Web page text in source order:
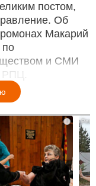
постом,
Об
Макарий
по
и СМИ
РПЦ.
i